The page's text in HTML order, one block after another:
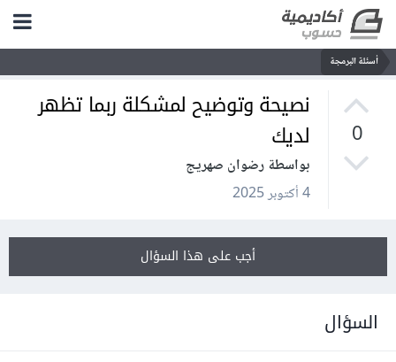
أسئلة البرمجة
0
نصيحة وتوضيح لمشكلة ربما تظهر
لديك
بواسطة رضوان صهريج
4 أكتوبر 2025
أجب على هذا السؤال
السؤال